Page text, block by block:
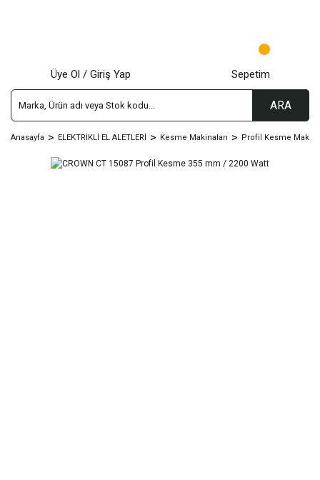
ARA
Üye Ol / Giriş Yap Sepetim
Anasayfa ELEKTRİKLİ EL ALETLERİ Kesme Makinaları Profil Kesme